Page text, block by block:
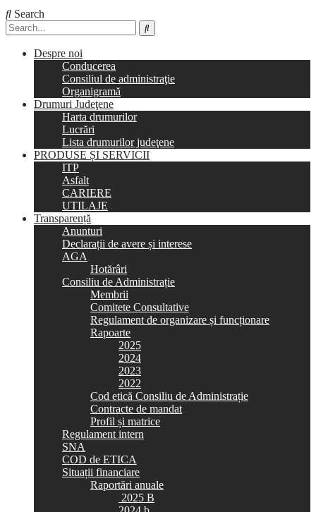
Search
Despre noi
Conducerea
Consiliul de administraţie
Organigramă
Drumuri Judeţene
Harta drumurilor
Lucrări
Lista drumurilor judeţene
PRODUSE ȘI SERVICII
ITP
Asfalt
CARIERE
UTILAJE
Transparență
Anunturi
Declarații de avere și interese
AGA
Hotărâri
Consiliu de Administrație
Membrii
Comitete Consultative
Regulament de organizare și funcționare
Rapoarte
2025
2024
2023
2022
Cod etică Consiliu de Administrație
Contracte de mandat
Profil și matrice
Regulament intern
SNA
COD de ETICA
Situații financiare
Raportări anuale
2025 B